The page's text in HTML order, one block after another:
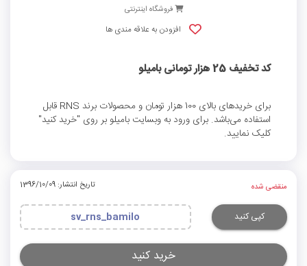
فروشگاه اینترنتی
افزودن به علاقه مندی ها
کد تخفیف 25 هزار تومانی بامیلو
برای خریدهای بالای 100 هزار تومان و محصولات برند RNS قابل
استفاده می‌باشد. برای ورود به وبسایت بامیلو بر روی "خرید کنید"
کلیک نمایید.
منقضی شده تاریخ انتشار: 1396/10/09
کپی کنید sv_rns_bamilo
خرید کنید